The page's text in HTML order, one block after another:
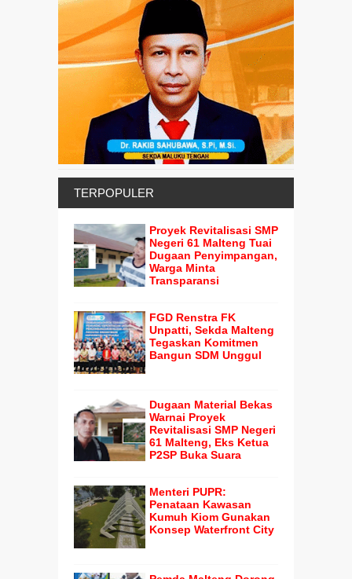
TERPOPULER
Proyek Revitalisasi SMP
Negeri 61 Malteng Tuai
Dugaan Penyimpangan,
Warga Minta
Transparansi
FGD Renstra FK
Unpatti, Sekda Malteng
Tegaskan Komitmen
Bangun SDM Unggul
Dugaan Material Bekas
Warnai Proyek
Revitalisasi SMP Negeri
61 Malteng, Eks Ketua
P2SP Buka Suara
Menteri PUPR:
Penataan Kawasan
Kumuh Kiom Gunakan
Konsep Waterfront City